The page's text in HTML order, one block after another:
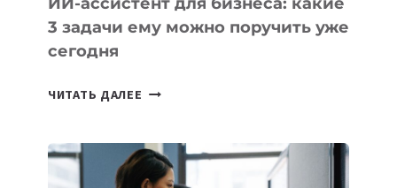
3 задачи ему можно поручить уже
сегодня
ЧИТАТЬ ДАЛЕЕ ИИ-
БИЗНЕСА:
КАКИЕ